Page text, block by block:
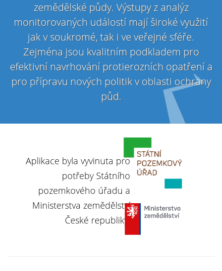
zemědělské půdy. Výstupy z analýz
monitorovaných událostí mají široké využití
jak v soukromé, tak i ve veřejné sféře.
Zejména jsou kvalitním podkladem pro
efektivní navrhování protierozních opatření a
pro přípravu nových politik v oblasti ochrany
půd.
Aplikace byla vyvinuta pro
potřeby Státního
pozemkového úřadu a
Ministerstva zemědělství
České republiky.